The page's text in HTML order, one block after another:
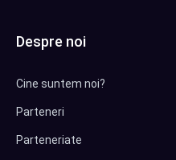
Despre noi
Cine suntem noi?
Parteneri
Parteneriate